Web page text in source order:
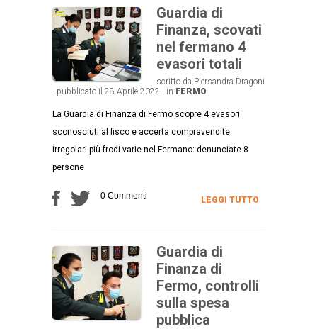
Guardia di
Finanza, scovati
nel fermano 4
evasori totali
scritto da Piersandra Dragoni
- pubblicato il 28 Aprile 2022 - in FERMO
La Guardia di Finanza di Fermo scopre 4 evasori
sconosciuti al fisco e accerta compravendite
irregolari più frodi varie nel Fermano: denunciate 8
persone
0 Commenti LEGGI TUTTO
Guardia di
Finanza di
Fermo, controlli
sulla spesa
pubblica